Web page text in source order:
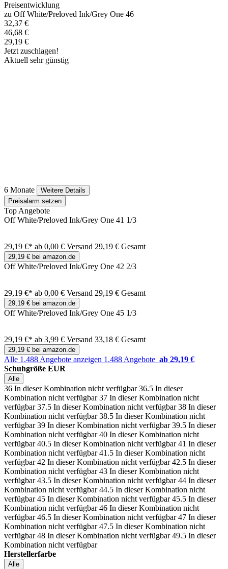
Preisentwicklung
zu Off White/Preloved Ink/Grey One 46
32,37 €
46,68 €
29,19 €
Jetzt zuschlagen!
Aktuell sehr günstig
6 Monate
Weitere Details
Preisalarm setzen
Top Angebote
Off White/Preloved Ink/Grey One 41 1/3
29,19 €* ab 0,00 € Versand 29,19 € Gesamt
29,19 € bei amazon.de
Off White/Preloved Ink/Grey One 42 2/3
29,19 €* ab 0,00 € Versand 29,19 € Gesamt
29,19 € bei amazon.de
Off White/Preloved Ink/Grey One 45 1/3
29,19 €* ab 3,99 € Versand 33,18 € Gesamt
29,19 € bei amazon.de
Alle 1.488 Angebote anzeigen 1.488 Angebote ab 29,19 €
Schuhgröße EUR
Alle
36 In dieser Kombination nicht verfügbar 36.5 In dieser
Kombination nicht verfügbar 37 In dieser Kombination nicht
verfügbar 37.5 In dieser Kombination nicht verfügbar 38 In dieser
Kombination nicht verfügbar 38.5 In dieser Kombination nicht
verfügbar 39 In dieser Kombination nicht verfügbar 39.5 In dieser
Kombination nicht verfügbar 40 In dieser Kombination nicht
verfügbar 40.5 In dieser Kombination nicht verfügbar 41 In dieser
Kombination nicht verfügbar 41.5 In dieser Kombination nicht
verfügbar 42 In dieser Kombination nicht verfügbar 42.5 In dieser
Kombination nicht verfügbar 43 In dieser Kombination nicht
verfügbar 43.5 In dieser Kombination nicht verfügbar 44 In dieser
Kombination nicht verfügbar 44.5 In dieser Kombination nicht
verfügbar 45 In dieser Kombination nicht verfügbar 45.5 In dieser
Kombination nicht verfügbar 46 In dieser Kombination nicht
verfügbar 46.5 In dieser Kombination nicht verfügbar 47 In dieser
Kombination nicht verfügbar 47.5 In dieser Kombination nicht
verfügbar 48 In dieser Kombination nicht verfügbar 49.5 In dieser
Kombination nicht verfügbar
Herstellerfarbe
Alle